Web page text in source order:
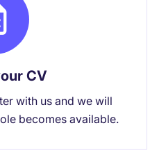
CV
with us and we will
becomes available.